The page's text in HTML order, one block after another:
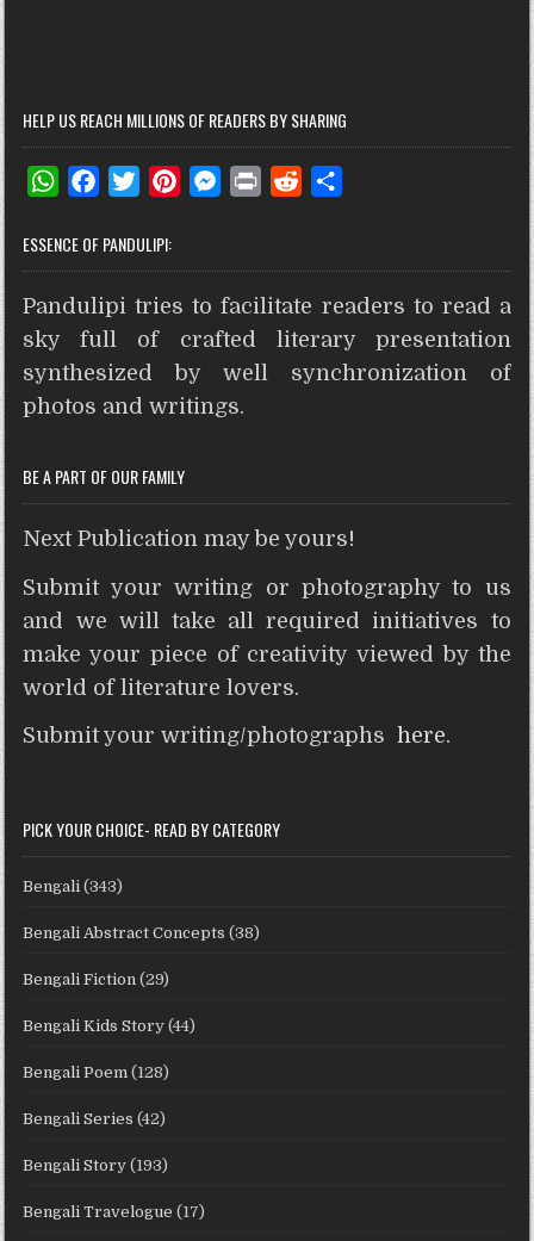
HELP US REACH MILLIONS OF READERS BY SHARING
W
a
t
s
A
p
p
c
e
b
o
o
k
T
i
t
t
e
r
t
e
r
e
s
M
s
e
n
g
e
n
t
d
i
t
r
e
ESSENCE OF PANDULIPI:
Pandulipi tries to facilitate readers to read a
sky full of crafted literary presentation
synthesized by well synchronization of
photos and writings.
BE A PART OF OUR FAMILY
Next Publication may be yours!
Submit your writing or photography to us
and we will take all required initiatives to
make your piece of creativity viewed by the
world of literature lovers.
Submit your writing/photographshere.
PICK YOUR CHOICE- READ BY CATEGORY
Bengali (343)
Bengali Abstract Concepts (38)
Bengali Fiction (29)
Bengali Kids Story (44)
Bengali Poem (128)
Bengali Series (42)
Bengali Story (193)
Bengali Travelogue (17)